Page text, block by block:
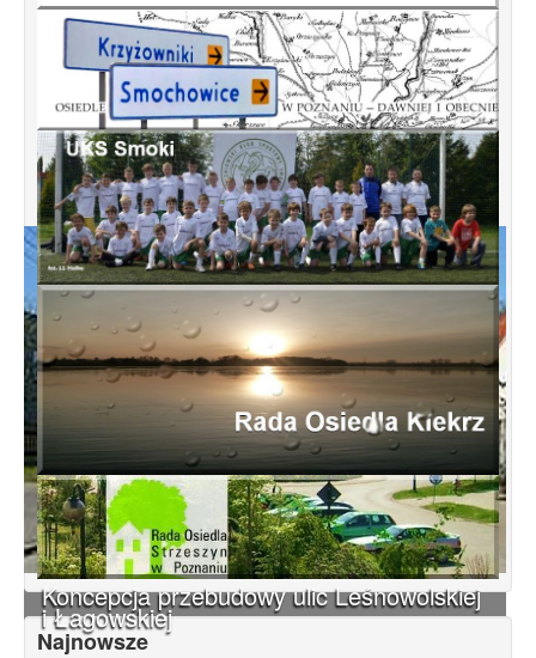
Koncepcja przebudowy ulic Leśnowolskiej
i Łagowskiej
Najnowsze